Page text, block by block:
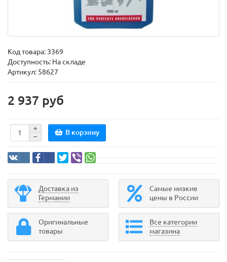
Код товара: 3369
Доступность: На складе
Артикул: 58627
2 937 руб
В корзину
Доставка из
Германии
Самые низкие
цены в России
Оригинальные
товары
Все категории
магазина